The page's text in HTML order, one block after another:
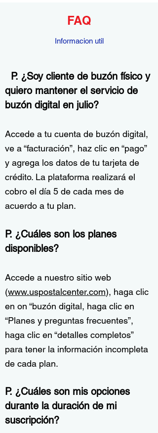
FAQ
Informacion util
P. ¿Soy cliente de buzón físico y
quiero mantener el servicio de
buzón digital en julio?
Accede a tu cuenta de buzón digital,
ve a “facturación”, haz clic en “pago”
y agrega los datos de tu tarjeta de
crédito. La plataforma realizará el
cobro el día 5 de cada mes de
acuerdo a tu plan.
P. ¿Cuáles son los planes
disponibles?
Accede a nuestro sitio web
(www.uspostalcenter.com), haga clic
en on “buzón digital, haga clic en
“Planes y preguntas frecuentes”,
haga clic en “detalles completos”
para tener la información incompleta
de cada plan.
P. ¿Cuáles son mis opciones
durante la duración de mi
suscripción?